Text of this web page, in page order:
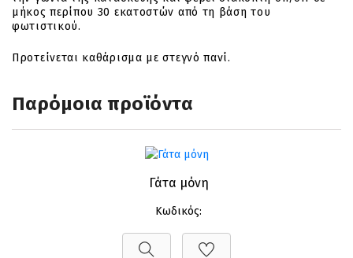
μήκος περίπου 30 εκατοστών από τη βάση του
φωτιστικού.
Προτείνεται καθάρισμα με στεγνό πανί.
Παρόμοια προϊόντα
Γάτα μόνη
Κωδικός: